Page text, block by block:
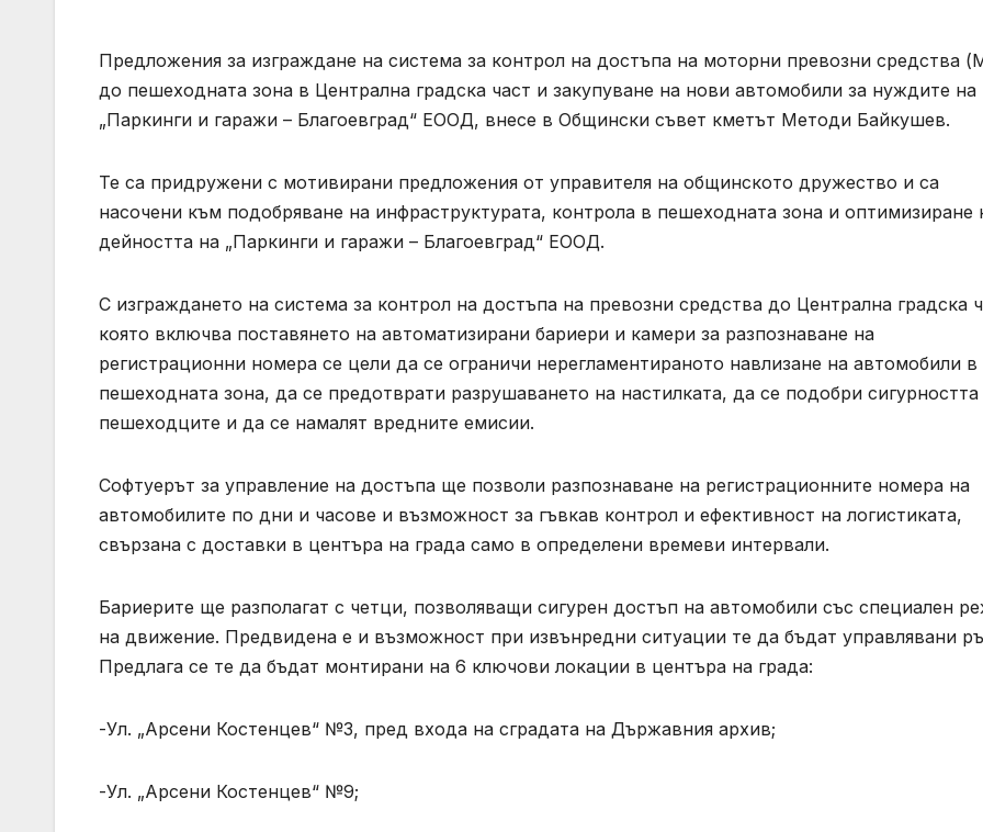
Предложения за изграждане на система за контрол на достъпа на моторни превозни средства
до пешеходната зона в Централна градска част и закупуване на нови автомобили за нуждите на
„Паркинги и гаражи – Благоевград“ ЕООД, внесе в Общински съвет кметът Методи Байкушев.
Те са придружени с мотивирани предложения от управителя на общинското дружество и са
насочени към подобряване на инфраструктурата, контрола в пешеходната зона и оптимизиране
дейността на „Паркинги и гаражи – Благоевград“ ЕООД.
С изграждането на система за контрол на достъпа на превозни средства до Централна градска
която включва поставянето на автоматизирани бариери и камери за разпознаване на
регистрационни номера се цели да се ограничи нерегламентираното навлизане на автомобили в
пешеходната зона, да се предотврати разрушаването на настилката, да се подобри сигурността
пешеходците и да се намалят вредните емисии.
Софтуерът за управление на достъпа ще позволи разпознаване на регистрационните номера на
автомобилите по дни и часове и възможност за гъвкав контрол и ефективност на логистиката,
свързана с доставки в центъра на града само в определени времеви интервали.
Бариерите ще разполагат с четци, позволяващи сигурен достъп на автомобили със специален
на движение. Предвидена е и възможност при извънредни ситуации те да бъдат управлявани
Предлага се те да бъдат монтирани на 6 ключови локации в центъра на града:
-Ул. „Арсени Костенцев“ №3, пред входа на сградата на Държавния архив;
-Ул. „Арсени Костенцев“ №9;